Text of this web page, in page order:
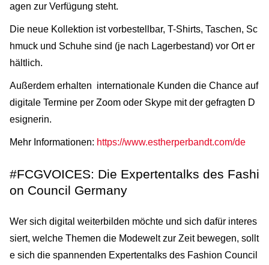
agen zur Verfügung steht.
Die neue Kollektion ist vorbestellbar, T-Shirts, Taschen, Sc
hmuck und Schuhe sind (je nach Lagerbestand) vor Ort er
hältlich.
Außerdem erhalten internationale Kunden die Chance auf
digitale Termine per Zoom oder Skype mit der gefragten D
esignerin.
Mehr Informationen: https://www.estherperbandt.com/de
#FCGVOICES: Die Expertentalks des Fashi
on Council Germany
Wer sich digital weiterbilden möchte und sich dafür interes
siert, welche Themen die Modewelt zur Zeit bewegen, sollt
e sich die spannenden Expertentalks des Fashion Council